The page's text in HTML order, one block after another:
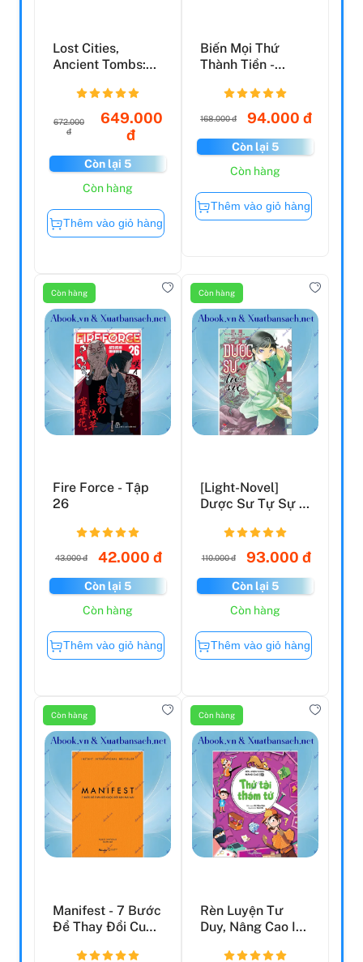
Lost Cities,
Ancient Tombs:
That C...
672.000
đ
649.000
đ
Còn lại 5
Còn hàng
Thêm vào giỏ hàng
Biến Mọi Thứ
Thành Tiền -
168.000 đ 94.000 đ
Còn lại 5
Còn hàng
Thêm vào giỏ hàng
Còn hàng
Fire Force - Tập
26
43.000 đ 42.000 đ
Còn lại 5
Còn hàng
Thêm vào giỏ hàng
Còn hàng
[Light-Novel]
Dược Sư Tự Sự -
110.000 đ 93.000 đ
Còn lại 5
Còn hàng
Thêm vào giỏ hàng
Còn hàng
Manifest - 7 Bước
Để Thay Đổi Cuộc
Còn hàng
Rèn Luyện Tư
Duy, Nâng Cao IQ